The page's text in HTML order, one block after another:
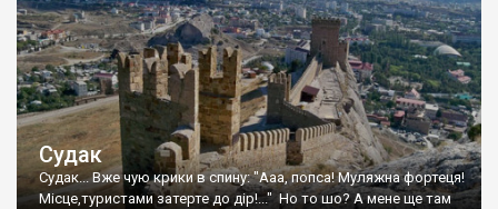
Судак
Судак... Вже чую крики в спину: "Ааа, попса! Муляжна фортеця!
Місце,туристами затерте до дір!..." Но то шо? А мене ще там